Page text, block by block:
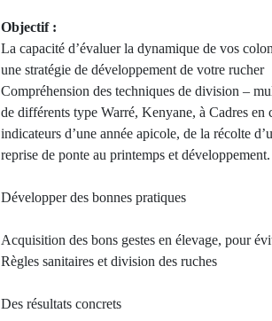
Objectif :
La capacité d’évaluer la dynamique de vos
une stratégie de développement de votre rucher
Compréhension des techniques de division –
de différents type Warré, Kenyane, à Cadres en
indicateurs d’une année apicole, de la récolte
reprise de ponte au printemps et développement.
Développer des bonnes pratiques
Acquisition des bons gestes en élevage, pour
Règles sanitaires et division des ruches
Des résultats concrets